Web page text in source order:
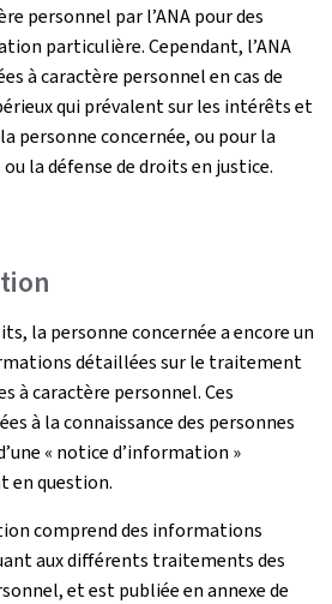
personnel par l’ANA pour des
particulière. Cependant, l’ANA
à caractère personnel en cas de
qui prévalent sur les intérêts et
personne concernée, ou pour la
la défense de droits en justice.
la personne concernée a encore un
détaillées sur le traitement
à caractère personnel. Ces
à la connaissance des personnes
« notice d’information »
en question.
comprend des informations
aux différents traitements des
et est publiée en annexe de